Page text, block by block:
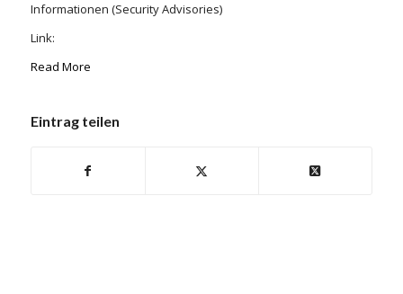
Informationen (Security Advisories)
Link:
Read More
Eintrag teilen